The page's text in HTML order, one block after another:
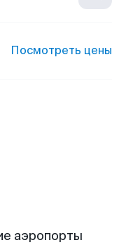
Посмотреть цены
аэропорты